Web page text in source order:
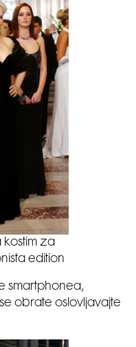
kostim za
edition
smartphonea,
obrate oslovljavajte